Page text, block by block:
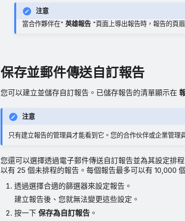
注意
當合作夥伴在"英雄報告 "頁面上導出報告時，報告的頁
保存並郵件傳送自訂報告
您可以建立並儲存自訂報告。已儲存報告的清單顯示在
注意
只有建立報告的管理員才能看到它。您的合作伙伴或企業管理
您還可以選擇透過電子郵件傳送自訂報告並為其設定排
以有 25 個未排程的報告。每個報告最多可以有 10,000
透過選擇合適的篩選器來設定報告。
建立報告後、您就無法變更這些設定。
按一下保存為自訂報告 。